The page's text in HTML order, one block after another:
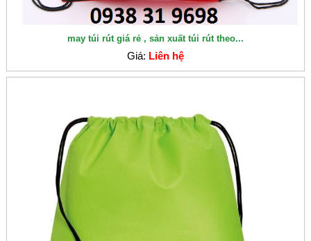
may túi rút giá rẻ , sản xuất túi rút theo...
Giá: Liên hệ